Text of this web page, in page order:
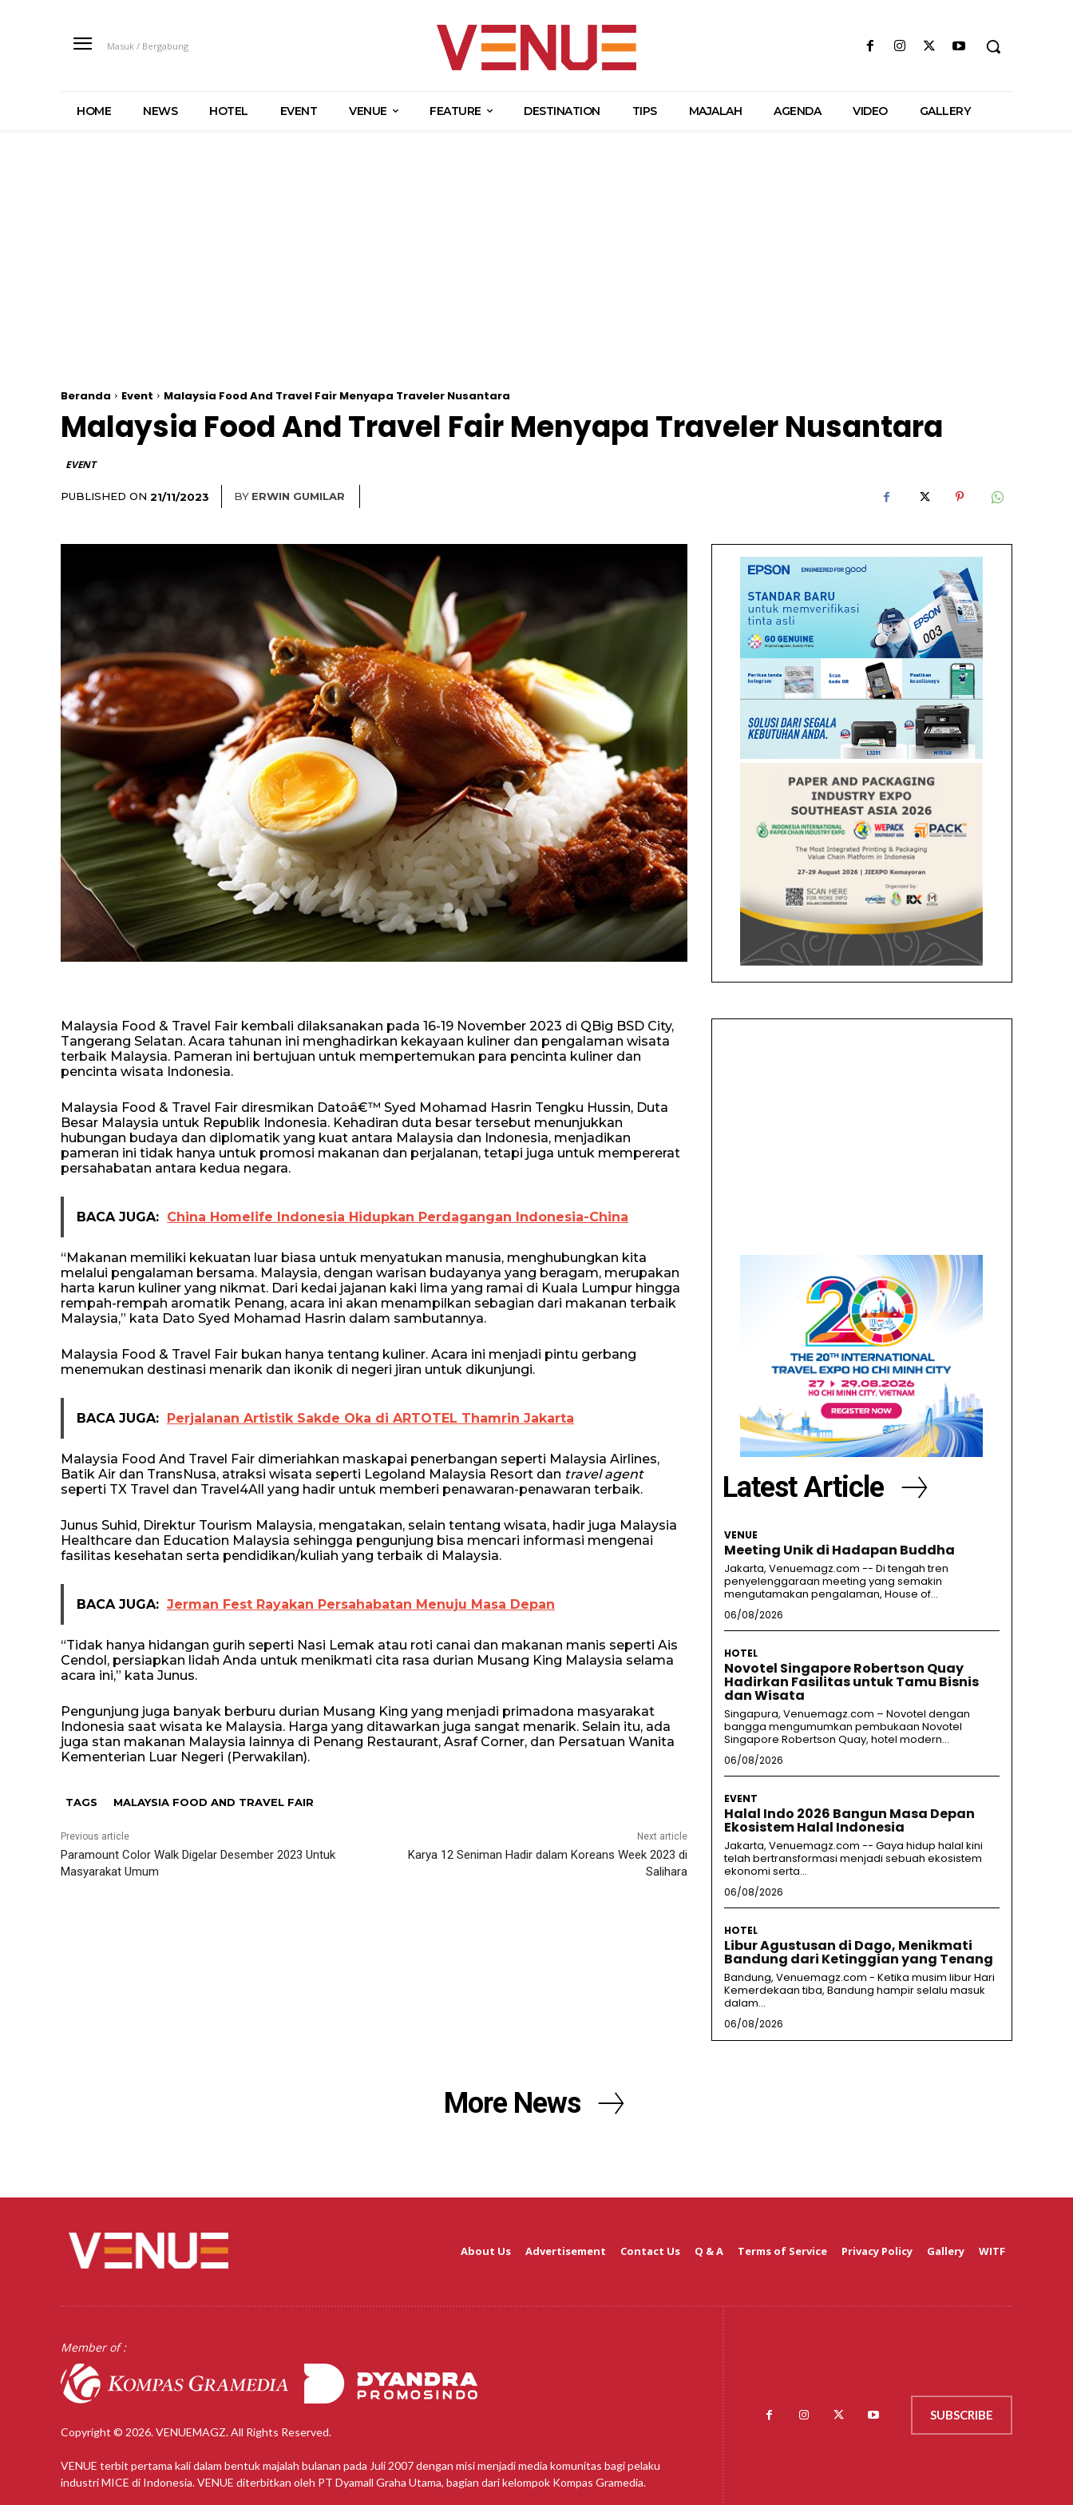
Masuk / Bergabung
HOME NEWS HOTEL EVENT VENUE FEATURE DESTINATION TIPS MAJALAH AGENDA VIDEO GALLERY
Beranda Event Malaysia Food And Travel Fair Menyapa Traveler Nusantara
Malaysia Food And Travel Fair Menyapa Traveler Nusantara
EVENT
PUBLISHED ON 21/11/2023 BY ERWIN GUMILAR
Malaysia Food & Travel Fair kembali dilaksanakan pada 16-19 November 2023 di QBig BSD City,
Tangerang Selatan. Acara tahunan ini menghadirkan kekayaan kuliner dan pengalaman wisata
terbaik Malaysia. Pameran ini bertujuan untuk mempertemukan para pencinta kuliner dan
pencinta wisata Indonesia.
Malaysia Food & Travel Fair diresmikan Datoâ€™ Syed Mohamad Hasrin Tengku Hussin, Duta
Besar Malaysia untuk Republik Indonesia. Kehadiran duta besar tersebut menunjukkan
hubungan budaya dan diplomatik yang kuat antara Malaysia dan Indonesia, menjadikan
pameran ini tidak hanya untuk promosi makanan dan perjalanan, tetapi juga untuk mempererat
persahabatan antara kedua negara.
BACA JUGA: China Homelife Indonesia Hidupkan Perdagangan Indonesia-China
“Makanan memiliki kekuatan luar biasa untuk menyatukan manusia, menghubungkan kita
melalui pengalaman bersama. Malaysia, dengan warisan budayanya yang beragam, merupakan
harta karun kuliner yang nikmat. Dari kedai jajanan kaki lima yang ramai di Kuala Lumpur hingga
rempah-rempah aromatik Penang, acara ini akan menampilkan sebagian dari makanan terbaik
Malaysia,” kata Dato Syed Mohamad Hasrin dalam sambutannya.
Malaysia Food & Travel Fair bukan hanya tentang kuliner. Acara ini menjadi pintu gerbang
menemukan destinasi menarik dan ikonik di negeri jiran untuk dikunjungi.
BACA JUGA: Perjalanan Artistik Sakde Oka di ARTOTEL Thamrin Jakarta
Malaysia Food And Travel Fair dimeriahkan maskapai penerbangan seperti Malaysia Airlines,
Batik Air dan TransNusa, atraksi wisata seperti Legoland Malaysia Resort dan travel agent
seperti TX Travel dan Travel4All yang hadir untuk memberi penawaran-penawaran terbaik.
Junus Suhid, Direktur Tourism Malaysia, mengatakan, selain tentang wisata, hadir juga Malaysia
Healthcare dan Education Malaysia sehingga pengunjung bisa mencari informasi mengenai
fasilitas kesehatan serta pendidikan/kuliah yang terbaik di Malaysia.
BACA JUGA: Jerman Fest Rayakan Persahabatan Menuju Masa Depan
“Tidak hanya hidangan gurih seperti Nasi Lemak atau roti canai dan makanan manis seperti Ais
Cendol, persiapkan lidah Anda untuk menikmati cita rasa durian Musang King Malaysia selama
acara ini,” kata Junus.
Pengunjung juga banyak berburu durian Musang King yang menjadi primadona masyarakat
Indonesia saat wisata ke Malaysia. Harga yang ditawarkan juga sangat menarik. Selain itu, ada
juga stan makanan Malaysia lainnya di Penang Restaurant, Asraf Corner, dan Persatuan Wanita
Kementerian Luar Negeri (Perwakilan).
TAGS MALAYSIA FOOD AND TRAVEL FAIR
Previous article
Paramount Color Walk Digelar Desember 2023 Untuk
Masyarakat Umum
Next article
Karya 12 Seniman Hadir dalam Koreans Week 2023 di
Salihara
Latest Article
VENUE
Meeting Unik di Hadapan Buddha
Jakarta, Venuemagz.com -- Di tengah tren
penyelenggaraan meeting yang semakin
mengutamakan pengalaman, House of...
06/08/2026
HOTEL
Novotel Singapore Robertson Quay
Hadirkan Fasilitas untuk Tamu Bisnis
dan Wisata
Singapura, Venuemagz.com – Novotel dengan
bangga mengumumkan pembukaan Novotel
Singapore Robertson Quay, hotel modern...
06/08/2026
EVENT
Halal Indo 2026 Bangun Masa Depan
Ekosistem Halal Indonesia
Jakarta, Venuemagz.com -- Gaya hidup halal kini
telah bertransformasi menjadi sebuah ekosistem
ekonomi serta...
06/08/2026
HOTEL
Libur Agustusan di Dago, Menikmati
Bandung dari Ketinggian yang Tenang
Bandung, Venuemagz.com - Ketika musim libur Hari
Kemerdekaan tiba, Bandung hampir selalu masuk
dalam...
06/08/2026
More News
About Us Advertisement Contact Us Q & A Terms of Service Privacy Policy Gallery WITF
Member of :
Copyright © 2026. VENUEMAGZ. All Rights Reserved.
VENUE terbit pertama kali dalam bentuk majalah bulanan pada Juli 2007 dengan misi menjadi media komunitas bagi pelaku
industri MICE di Indonesia. VENUE diterbitkan oleh PT Dyamall Graha Utama, bagian dari kelompok Kompas Gramedia.
SUBSCRIBE